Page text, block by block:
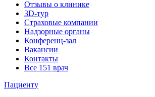
Отзывы о клинике
3D-тур
Страховые компании
Надзорные органы
Конференц-зал
Вакансии
Контакты
Все 151 врач
Пациенту